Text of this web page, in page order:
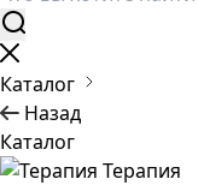
Каталог
Назад
Каталог
Терапия